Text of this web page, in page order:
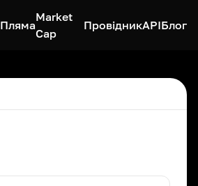
Пляма
Market
Cap
ПровідникAPIБлог